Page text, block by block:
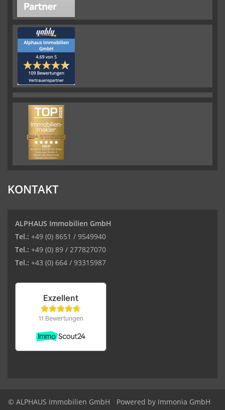
KONTAKT
ALPHAUS Immobilien GmbH
Tel.: +49 (0) 8651 / 9549940
Tel.: +49 (0) 89 / 277827070
Tel.: +43 (0) 664 / 93315987
© ALPHAUS Immobilien GmbH Powered by Immonia GmbH